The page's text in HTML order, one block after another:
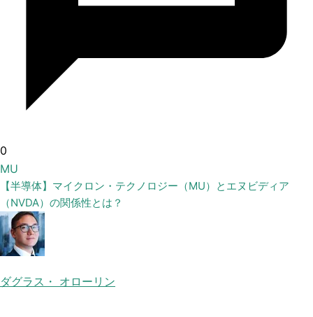
0
MU
【半導体】マイクロン・テクノロジー（MU）とエヌビディア
（NVDA）の関係性とは？
ダグラス・ オローリン